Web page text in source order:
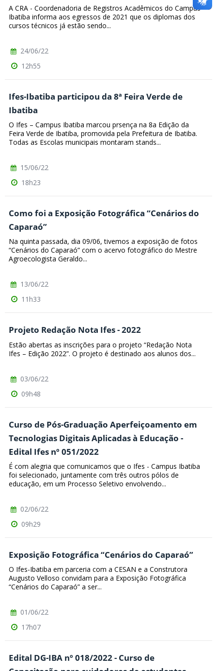
A CRA - Coordenadoria de Registros Acadêmicos do Campus
Ibatiba informa aos egressos de 2021 que os diplomas dos
cursos técnicos já estão sendo...
24/06/22
12h55
Ifes-Ibatiba participou da 8ª Feira Verde de
Ibatiba
O Ifes – Campus Ibatiba marcou prsença na 8a Edição da
Feira Verde de Ibatiba, promovida pela Prefeitura de Ibatiba.
Todas as Escolas municipais montaram stands...
15/06/22
18h23
Como foi a Exposição Fotográfica “Cenários do
Caparaó”
Na quinta passada, dia 09/06, tivemos a exposição de fotos
“Cenários do Caparaó” com o acervo fotográfico do Mestre
Agroecologista Geraldo...
13/06/22
11h33
Projeto Redação Nota Ifes - 2022
Estão abertas as inscrições para o projeto “Redação Nota
Ifes – Edição 2022”. O projeto é destinado aos alunos dos...
03/06/22
09h48
Curso de Pós-Graduação Aperfeiçoamento em
Tecnologias Digitais Aplicadas à Educação -
Edital Ifes nº 051/2022
É com alegria que comunicamos que o Ifes - Campus Ibatiba
foi selecionado, juntamente com três outros pólos de
educação, em um Processo Seletivo envolvendo...
02/06/22
09h29
Exposição Fotográfica “Cenários do Caparaó”
O Ifes-Ibatiba em parceria com a CESAN e a Construtora
Augusto Velloso convidam para a Exposição Fotográfica
“Cenários do Caparaó” a ser...
01/06/22
17h07
Edital DG-IBA nº 018/2022 - Curso de